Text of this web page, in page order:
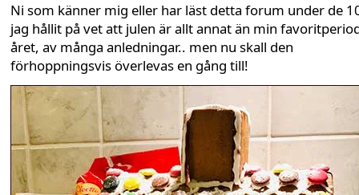
Ni som känner mig eller har läst detta forum under de
jag hållit på vet att julen är allt annat än min
året, av många anledningar.. men nu skall den
förhoppningsvis överlevas en gång till!